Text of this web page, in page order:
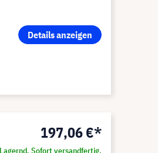
Details anzeigen
197,06 €*
Lagernd. Sofort versandfertig.